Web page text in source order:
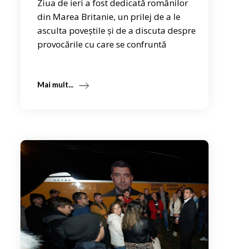
Ziua de ieri a fost dedicată românilor
din Marea Britanie, un prilej de a le
asculta poveștile și de a discuta despre
provocările cu care se confruntă
Mai mult...